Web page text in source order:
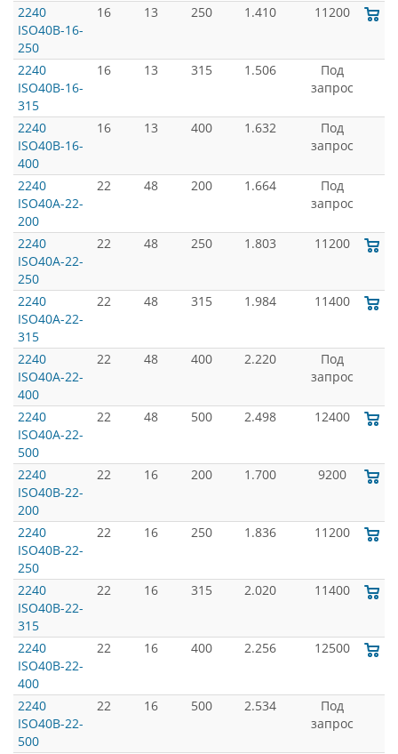
2240
ISO40B-16-
250
16 13 250 1.410 11200
2240
ISO40B-16-
315
16 13 315 1.506
Под
запрос
2240
ISO40B-16-
400
16 13 400 1.632
Под
запрос
2240
ISO40A-22-
200
22 48 200 1.664
Под
запрос
2240
ISO40A-22-
250
22 48 250 1.803 11200
2240
ISO40A-22-
315
22 48 315 1.984 11400
2240
ISO40A-22-
400
22 48 400 2.220
Под
запрос
2240
ISO40A-22-
500
22 48 500 2.498 12400
2240
ISO40B-22-
200
22 16 200 1.700 9200
2240
ISO40B-22-
250
22 16 250 1.836 11200
2240
ISO40B-22-
315
22 16 315 2.020 11400
2240
ISO40B-22-
400
22 16 400 2.256 12500
2240
ISO40B-22-
500
22 16 500 2.534
Под
запрос